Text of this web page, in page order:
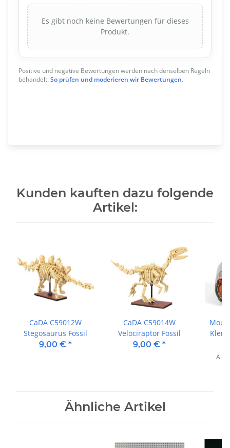
Es gibt noch keine Bewertungen für dieses
Produkt.
Positive und negative Bewertungen werden nach denselben Regeln
behandelt. So prüfen und moderieren wir Bewertungen.
Kunden kauften dazu folgende
Artikel:
CaDA C59012W
Stegosaurus Fossil
9,00 € *
CaDA C59014W
Velociraptor Fossil
9,00 € *
Ähnliche Artikel